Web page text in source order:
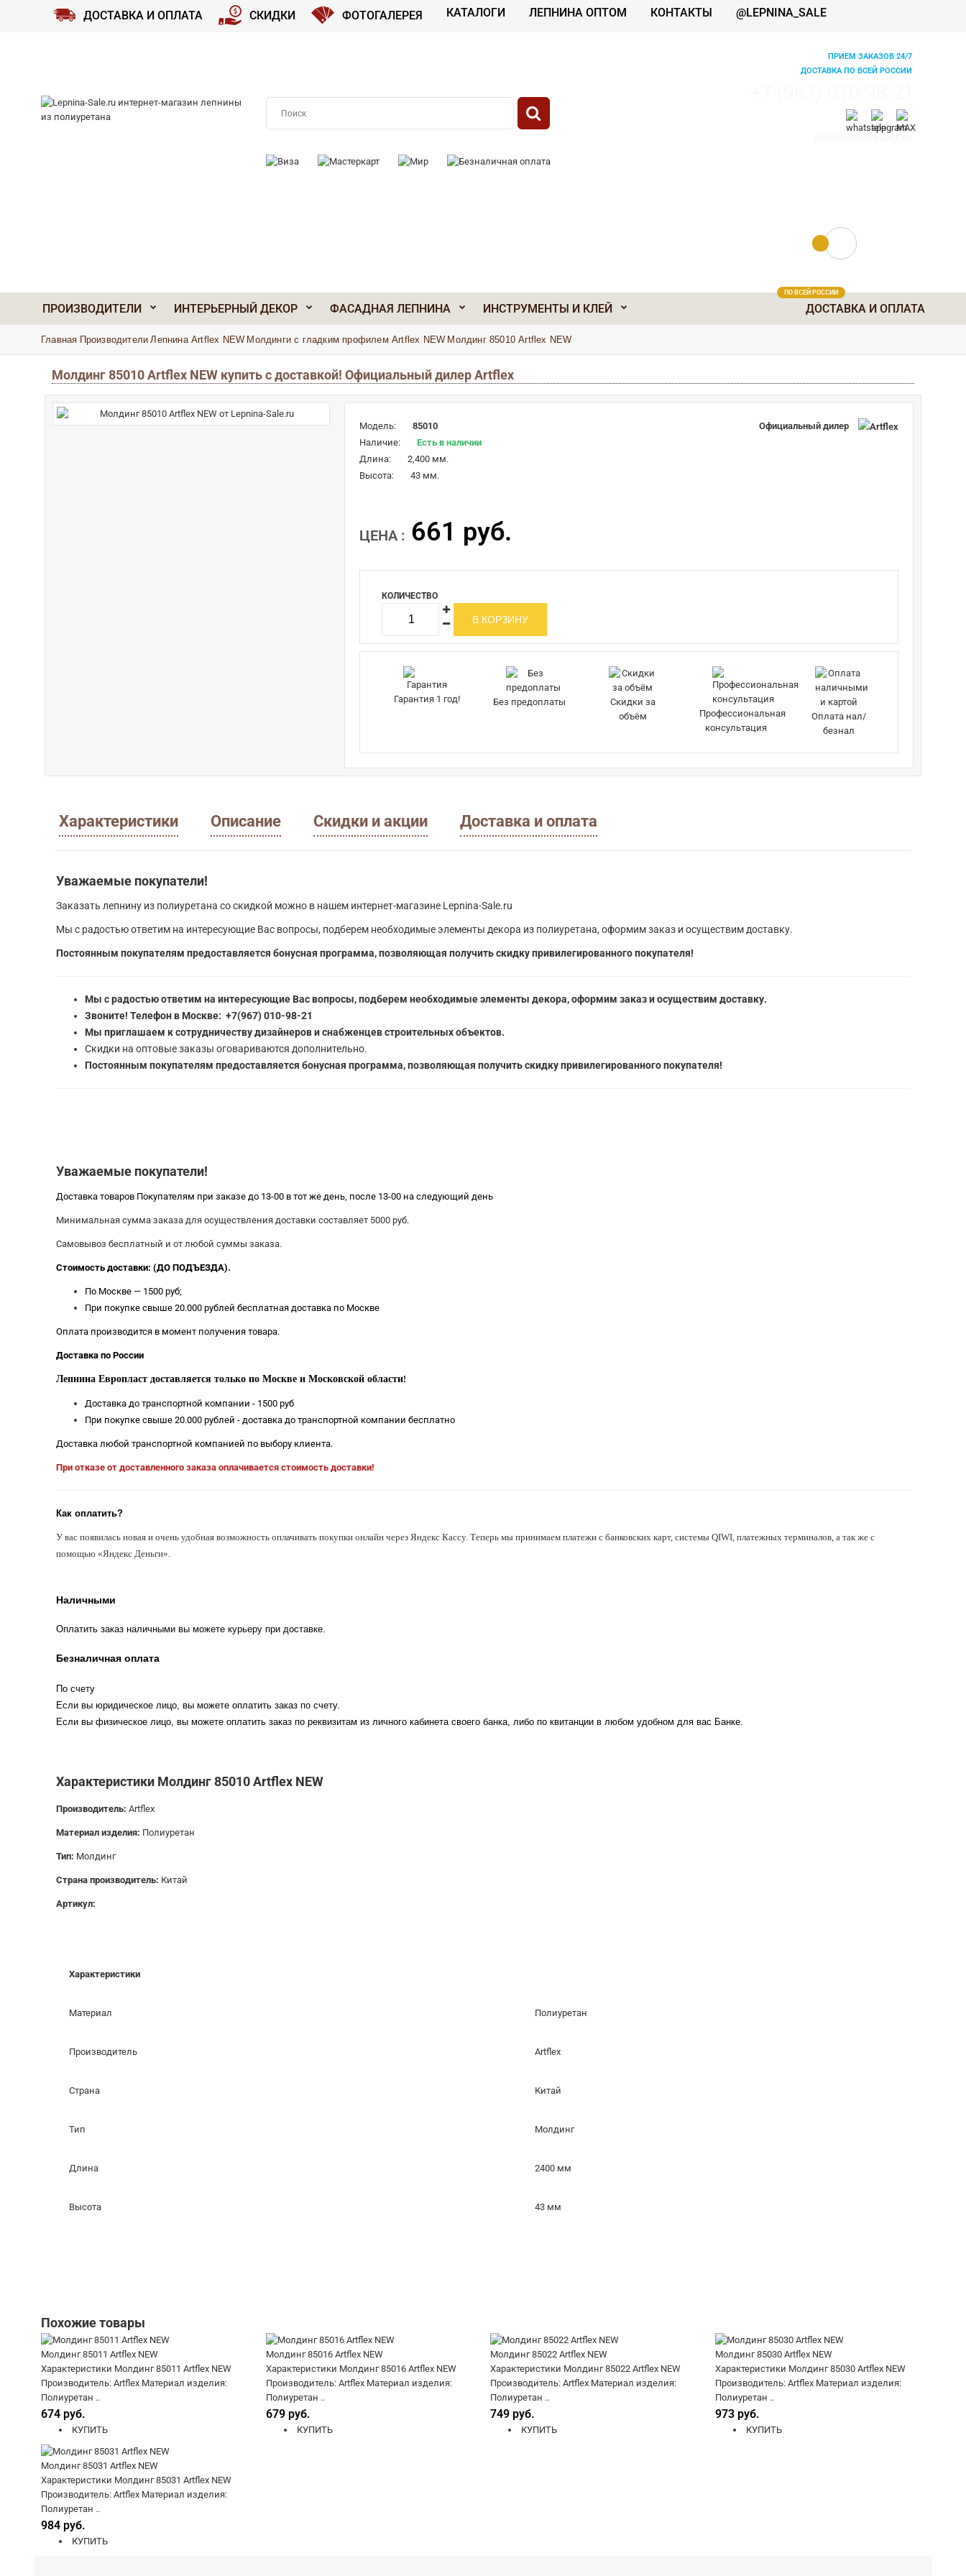
ДОСТАВКА И ОПЛАТА СКИДКИ ФОТОГАЛЕРЕЯ КАТАЛОГИ ЛЕПНИНА ОПТОМ КОНТАКТЫ @LEPNINA_SALE
ПРИЕМ ЗАКАЗОВ 24/7
ДОСТАВКА ПО ВСЕЙ РОССИИ
ДОСТАВКА И ОПЛАТА
ПО ВСЕЙ РОССИИ
ПРОИЗВОДИТЕЛИ ИНТЕРЬЕРНЫЙ ДЕКОР ФАСАДНАЯ ЛЕПНИНА ИНСТРУМЕНТЫ И КЛЕЙ
Главная Производители Лепнина Artflex NEW Молдинги с гладким профилем Artflex NEW Молдинг 85010 Artflex NEW
Молдинг 85010 Artflex NEW купить с доставкой! Официальный дилер Artflex
Модель:
85010
Наличие:
Есть в наличии
Длина:
2,400 мм.
Высота:
43 мм.
Официальный дилер
ЦЕНА : 661 руб.
КОЛИЧЕСТВО
Гарантия 1 год! Без предоплаты
Скидки за
объём
Профессиональная
консультация
Оплата нал/
безнал
Характеристики Описание Скидки и акции Доставка и оплата
Уважаемые покупатели!
Заказать лепнину из полиуретана со скидкой можно в нашем интернет-магазине Lepnina-Sale.ru
Мы с радостью ответим на интересующие Вас вопросы, подберем необходимые элементы декора из полиуретана, оформим заказ и осуществим доставку.
Постоянным покупателям предоставляется бонусная программа, позволяющая получить скидку привилегированного покупателя!
Мы с радостью ответим на интересующие Вас вопросы, подберем необходимые элементы декора, оформим заказ и осуществим доставку.
Звоните! Телефон в Москве: +7(967) 010-98-21
Мы приглашаем к сотрудничеству дизайнеров и снабженцев строительных объектов.
Скидки на оптовые заказы оговариваются дополнительно.
Постоянным покупателям предоставляется бонусная программа, позволяющая получить скидку привилегированного покупателя!
Уважаемые покупатели!
Доставка товаров Покупателям при заказе до 13-00 в тот же день, после 13-00 на следующий день
Минимальная сумма заказа для осуществления доставки составляет 5000 руб.
Самовывоз бесплатный и от любой суммы заказа.
Стоимость доставки: (ДО ПОДЪЕЗДА).
По Москве — 1500 руб;
При покупке свыше 20.000 рублей бесплатная доставка по Москве
Оплата производится в момент получения товара.
Доставка по России
Лепнина Европласт доставляется только по Москве и Московской области!
Доставка до транспортной компании - 1500 руб
При покупке свыше 20.000 рублей - доставка до транспортной компании бесплатно
Доставка любой транспортной компанией по выбору клиента.
При отказе от доставленного заказа оплачивается стоимость доставки!
Как оплатить?
У вас появилась новая и очень удобная возможность оплачивать покупки онлайн через Яндекс Кассу. Теперь мы принимаем платежи с банковских карт, системы QIWI, платежных терминалов, а так же с
помощью «Яндекс Деньги».
Наличными
Оплатить заказ наличными вы можете курьеру при доставке.
Безналичная оплата
По счету
Если вы юридическое лицо, вы можете оплатить заказ по счету.
Если вы физическое лицо, вы можете оплатить заказ по реквизитам из личного кабинета своего банка, либо по квитанции в любом удобном для вас Банке.
Характеристики Молдинг 85010 Artflex NEW
Производитель: Artflex
Материал изделия: Полиуретан
Тип: Молдинг
Страна производитель: Китай
Артикул:
Характеристики
Материал Полиуретан
Производитель Artflex
Страна Китай
Тип Молдинг
Длина 2400 мм
Высота 43 мм
Похожие товары
Молдинг 85011 Artflex NEW
Характеристики Молдинг 85011 Artflex NEW
Производитель: Artflex Материал изделия:
Полиуретан ..
674 руб.
КУПИТЬ
Молдинг 85016 Artflex NEW
Характеристики Молдинг 85016 Artflex NEW
Производитель: Artflex Материал изделия:
Полиуретан ..
679 руб.
КУПИТЬ
Молдинг 85022 Artflex NEW
Характеристики Молдинг 85022 Artflex NEW
Производитель: Artflex Материал изделия:
Полиуретан ..
749 руб.
КУПИТЬ
Молдинг 85030 Artflex NEW
Характеристики Молдинг 85030 Artflex NEW
Производитель: Artflex Материал изделия:
Полиуретан ..
973 руб.
КУПИТЬ
Молдинг 85031 Artflex NEW
Характеристики Молдинг 85031 Artflex NEW
Производитель: Artflex Материал изделия:
Полиуретан ..
984 руб.
КУПИТЬ